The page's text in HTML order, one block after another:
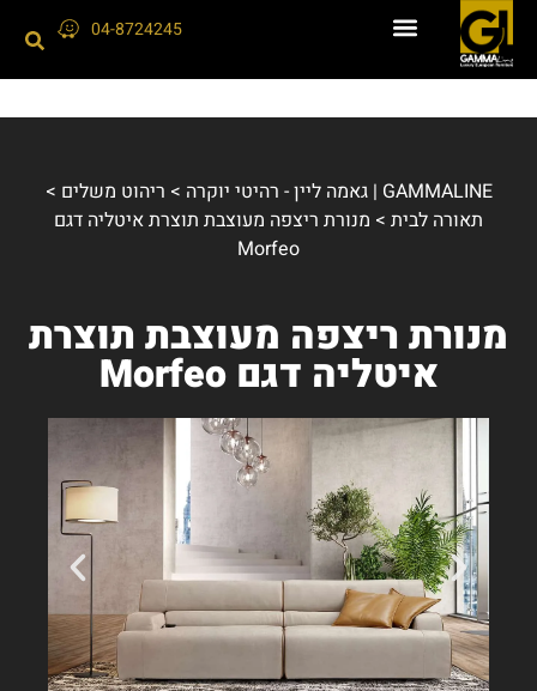
04-8724245
GAMMALINE | גאמה ליין - רהיטי יוקרה > ריהוט משלים >
תאורה לבית > מנורת ריצפה מעוצבת תוצרת איטליה דגם
Morfeo
מנורת ריצפה מעוצבת תוצרת
איטליה דגם Morfeo